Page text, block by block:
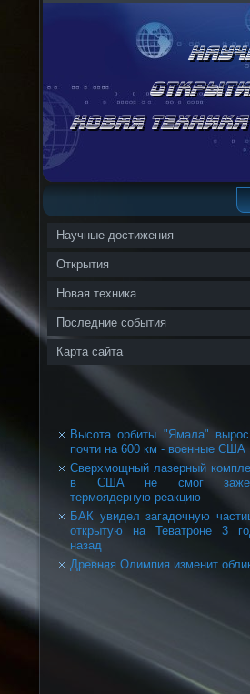
Научные достижения
Открытия
Новая техника
Последние события
Карта сайта
Высота орбиты "Ямала"
почти на 600 км - военные США
Сверхмощный лазерный
в США не смог
термоядерную реакцию
БАК увидел загадочную
открытую на Теватроне 3
назад
Древняя Олимпия изменит